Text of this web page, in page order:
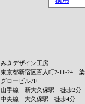
みきデザイン工房
東京都新宿区百人町2-11-24
グロービル7F
山手線 新大久保駅 徒歩2分
中央線 大久保駅 徒歩4分